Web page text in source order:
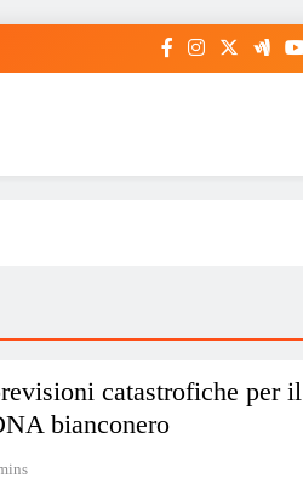
catastrofiche per il
bianconero